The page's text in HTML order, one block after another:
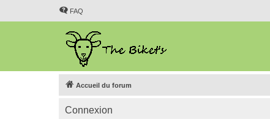
FAQ
Accueil du forum
Connexion